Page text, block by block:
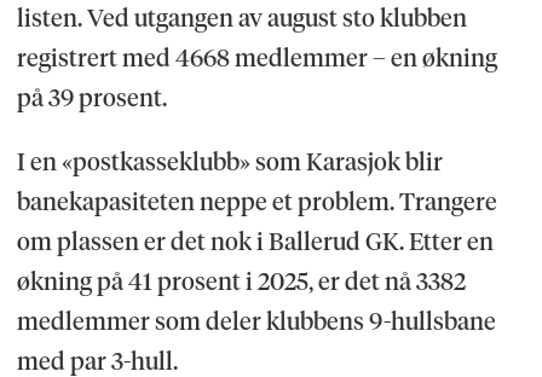
listen. Ved utgangen av august sto klubben
registrert med 4668 medlemmer – en økning
på 39 prosent.
I en «postkasseklubb» som Karasjok blir
banekapasiteten neppe et problem. Trangere
om plassen er det nok i Ballerud GK. Etter en
økning på 41 prosent i 2025, er det nå 3382
medlemmer som deler klubbens 9-hullsbane
med par 3-hull.